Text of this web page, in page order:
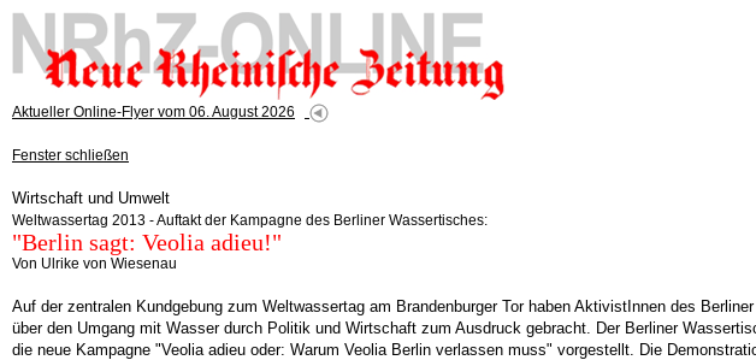
Aktueller Online-Flyer vom 06. August 2026
Fenster schließen
Wirtschaft und Umwelt
Weltwassertag 2013 - Auftakt der Kampagne des Berliner Wassertisches:
"Berlin sagt: Veolia adieu!"
Von Ulrike von Wiesenau
Auf der zentralen Kundgebung zum Weltwassertag am Brandenburger Tor haben AktivistInnen des
über den Umgang mit Wasser durch Politik und Wirtschaft zum Ausdruck gebracht. Der Berliner
die neue Kampagne "Veolia adieu oder: Warum Veolia Berlin verlassen muss" vorgestellt. Die